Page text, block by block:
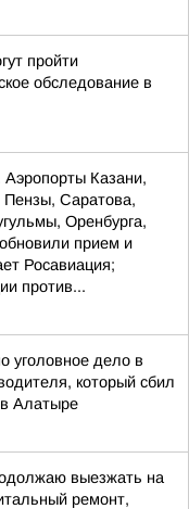
пройти
обследование в
Аэропорты Казани,
Пензы, Саратова,
Оренбурга,
прием и
Росавиация;
против...
уголовное дело в
который сбил
Алатыре
выезжать на
ремонт,